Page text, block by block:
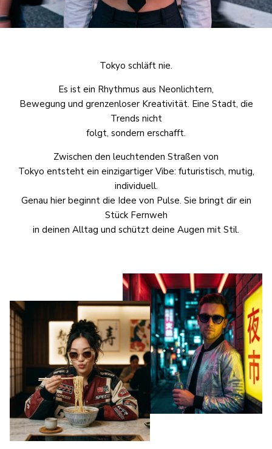
Tokyo schläft nie.
Es ist ein Rhythmus aus Neonlichtern,
Bewegung und grenzenloser Kreativität. Eine Stadt, die
Trends nicht
folgt, sondern erschafft.
Zwischen den leuchtenden Straßen von
Tokyo entsteht ein einzigartiger Vibe: futuristisch, mutig,
individuell.
Genau hier beginnt die Idee von Pulse. Sie bringt dir ein
Stück Fernweh
in deinen Alltag und schützt deine Augen mit Stil.